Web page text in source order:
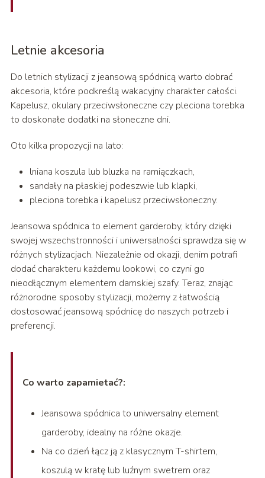
Letnie akcesoria
Do letnich stylizacji z jeansową spódnicą warto dobrać
akcesoria, które podkreślą wakacyjny charakter całości.
Kapelusz, okulary przeciwsłoneczne czy pleciona torebka
to doskonałe dodatki na słoneczne dni.
Oto kilka propozycji na lato:
lniana koszula lub bluzka na ramiączkach,
sandały na płaskiej podeszwie lub klapki,
pleciona torebka i kapelusz przeciwsłoneczny.
Jeansowa spódnica to element garderoby, który dzięki
swojej wszechstronności i uniwersalności sprawdza się w
różnych stylizacjach. Niezależnie od okazji, denim potrafi
dodać charakteru każdemu lookowi, co czyni go
nieodłącznym elementem damskiej szafy. Teraz, znając
różnorodne sposoby stylizacji, możemy z łatwością
dostosować jeansową spódnicę do naszych potrzeb i
preferencji.
Co warto zapamietać?:
Jeansowa spódnica to uniwersalny element
garderoby, idealny na różne okazje.
Na co dzień łącz ją z klasycznym T-shirtem,
koszulą w kratę lub luźnym swetrem oraz